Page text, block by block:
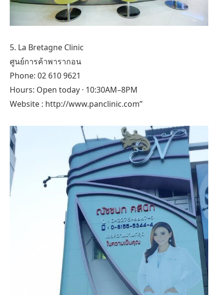
5. La Bretagne Clinic
ศูนย์การค้าพารากอน
Phone: 02 610 9621
Hours: Open today · 10:30AM–8PM
Website : http://www.panclinic.com”